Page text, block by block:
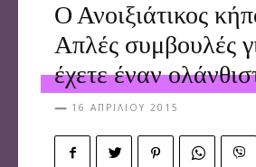
Ο Ανοιξιάτικος
Απλές συμβουλές
έχετε έναν
16 ΑΠΡΙΛΊΟΥ 2015